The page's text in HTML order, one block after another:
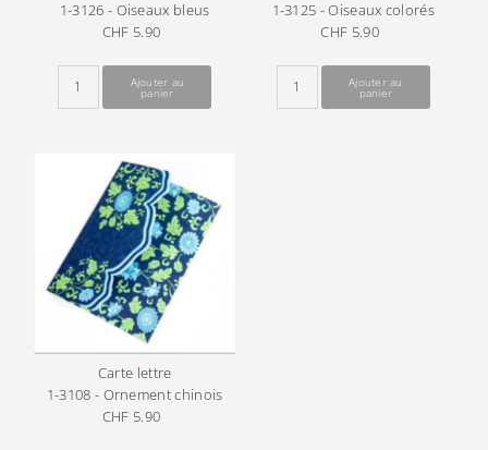
1-3126 - Oiseaux bleus
Prix
CHF 5.90
1-3125 - Oiseaux colorés
Prix
CHF 5.90
Carte lettre
1-3108 - Ornement chinois
Prix
CHF 5.90